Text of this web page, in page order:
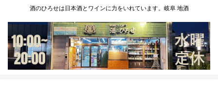
酒のひろせは日本酒とワインに力をいれています。岐阜 地酒